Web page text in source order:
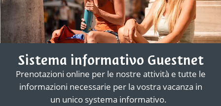
Sistema informativo Guestnet
Prenotazioni online per le nostre attività e tutte le
informazioni necessarie per la vostra vacanza in
un unico systema informativo.